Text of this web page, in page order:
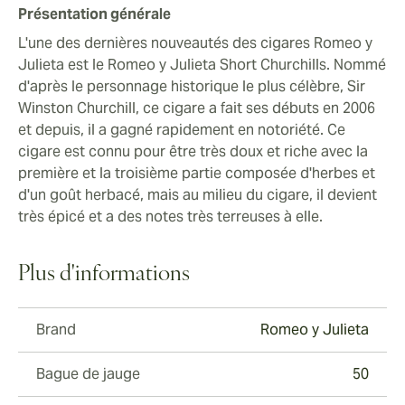
Présentation générale
L'une des dernières nouveautés des cigares Romeo y
Julieta est le Romeo y Julieta Short Churchills. Nommé
d'après le personnage historique le plus célèbre, Sir
Winston Churchill, ce cigare a fait ses débuts en 2006
et depuis, il a gagné rapidement en notoriété. Ce
cigare est connu pour être très doux et riche avec la
première et la troisième partie composée d'herbes et
d'un goût herbacé, mais au milieu du cigare, il devient
très épicé et a des notes très terreuses à elle.
Plus d'informations
Brand Romeo y Julieta
Bague de jauge 50